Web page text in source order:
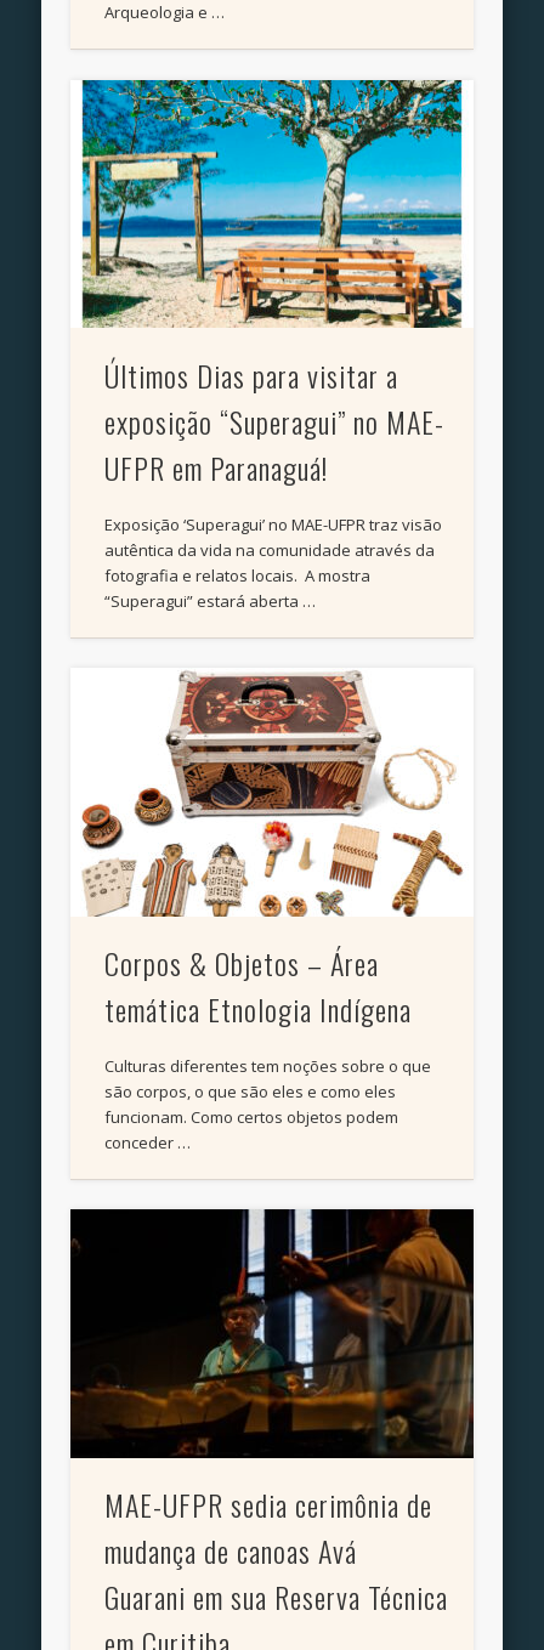
Arqueologia e …
Últimos Dias para visitar a
exposição “Superagui” no MAE-
UFPR em Paranaguá!
Exposição ‘Superagui’ no MAE-UFPR traz visão
autêntica da vida na comunidade através da
fotografia e relatos locais. A mostra
“Superagui” estará aberta …
Corpos & Objetos – Área
temática Etnologia Indígena
Culturas diferentes tem noções sobre o que
são corpos, o que são eles e como eles
funcionam. Como certos objetos podem
conceder …
MAE-UFPR sedia cerimônia de
mudança de canoas Avá
Guarani em sua Reserva Técnica